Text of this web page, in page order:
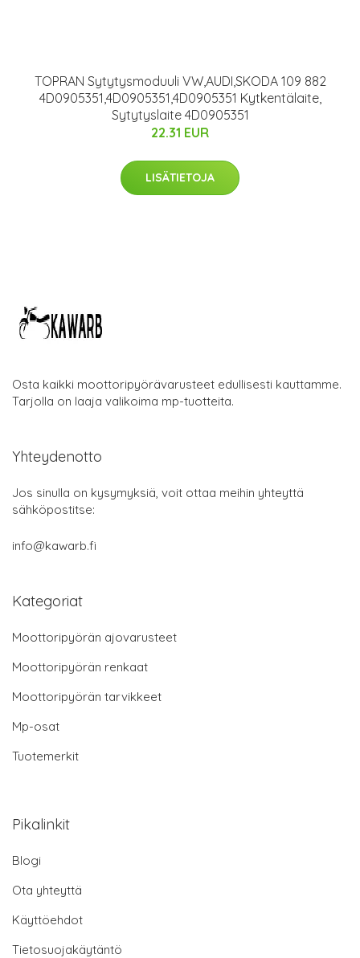
TOPRAN Sytytysmoduuli VW,AUDI,SKODA 109 882
4D0905351,4D0905351,4D0905351 Kytkentälaite,
Sytytyslaite 4D0905351
22.31 EUR
LISÄTIETOJA
Osta kaikki moottoripyörävarusteet edullisesti kauttamme.
Tarjolla on laaja valikoima mp-tuotteita.
Yhteydenotto
Jos sinulla on kysymyksiä, voit ottaa meihin yhteyttä
sähköpostitse:
info@kawarb.fi
Kategoriat
Moottoripyörän ajovarusteet
Moottoripyörän renkaat
Moottoripyörän tarvikkeet
Mp-osat
Tuotemerkit
Pikalinkit
Blogi
Ota yhteyttä
Käyttöehdot
Tietosuojakäytäntö